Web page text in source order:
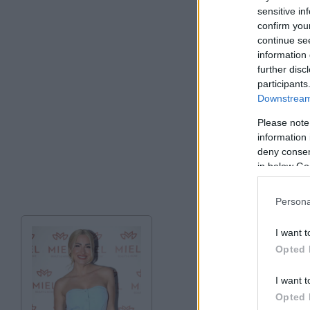
sensitive
confirm
continue
information
further
Please
information
deny
in below
I want
Opted
I want
Opted
Πύλο, τη Μεθώνη
Πελοπόννησο.